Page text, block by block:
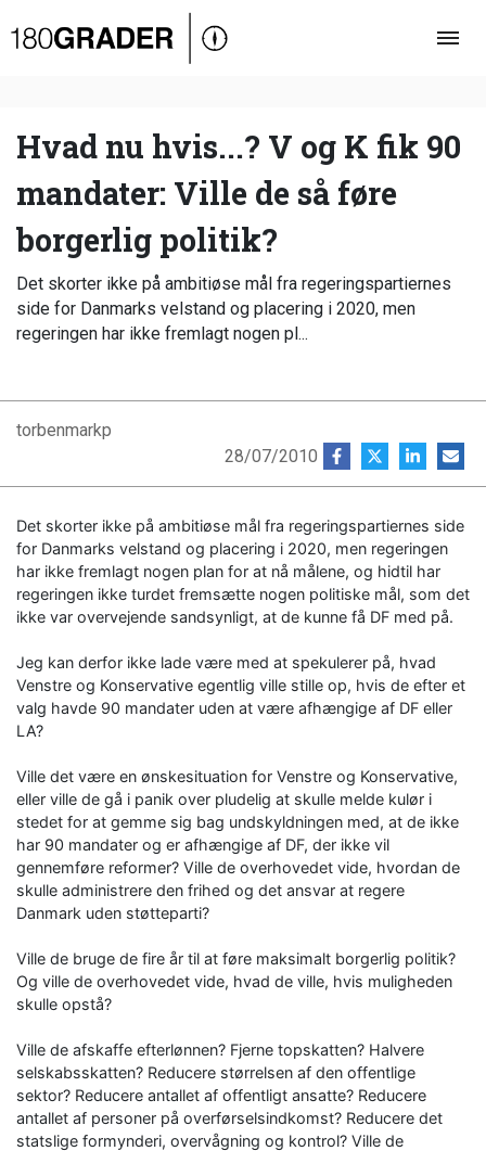
Oversigt
Debat
Video
Podcast
Hvad nu hvis...? V og K fik 90
mandater: Ville de så føre
borgerlig politik?
Det skorter ikke på ambitiøse mål fra regeringspartiernes
side for Danmarks velstand og placering i 2020, men
regeringen har ikke fremlagt nogen pl...
torbenmarkp
28/07/2010
Det skorter ikke på ambitiøse mål fra regeringspartiernes side
for Danmarks velstand og placering i 2020, men regeringen
har ikke fremlagt nogen plan for at nå målene, og hidtil har
regeringen ikke turdet fremsætte nogen politiske mål, som det
ikke var overvejende sandsynligt, at de kunne få DF med på.
Jeg kan derfor ikke lade være med at spekulerer på, hvad
Venstre og Konservative egentlig ville stille op, hvis de efter et
valg havde 90 mandater uden at være afhængige af DF eller
LA?
Ville det være en ønskesituation for Venstre og Konservative,
eller ville de gå i panik over pludelig at skulle melde kulør i
stedet for at gemme sig bag undskyldningen med, at de ikke
har 90 mandater og er afhængige af DF, der ikke vil
gennemføre reformer? Ville de overhovedet vide, hvordan de
skulle administrere den frihed og det ansvar at regere
Danmark uden støtteparti?
Ville de bruge de fire år til at føre maksimalt borgerlig politik?
Og ville de overhovedet vide, hvad de ville, hvis muligheden
skulle opstå?
Ville de afskaffe efterlønnen? Fjerne topskatten? Halvere
selskabsskatten? Reducere størrelsen af den offentlige
sektor? Reducere antallet af offentligt ansatte? Reducere
antallet af personer på overførselsindkomst? Reducere det
statslige formynderi, overvågning og kontrol? Ville de